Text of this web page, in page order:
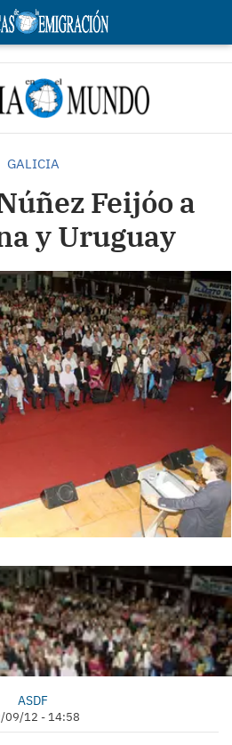
GALICIA
Feijóo a
y Uruguay
ASDF
09/12 - 14:58